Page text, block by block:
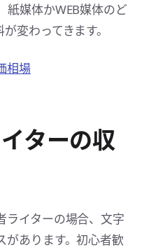
紙媒体かWEB媒体のど
変わってきます。
相場
ターの収
ライターの場合、文字
があります。初心者歓